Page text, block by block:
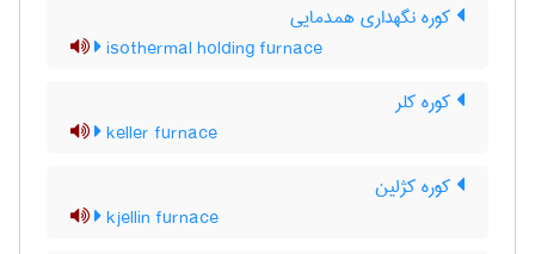
کوره نگهداری همدمایی
isothermal holding furnace
کوره کلر
keller furnace
کوره کژلین
kjellin furnace